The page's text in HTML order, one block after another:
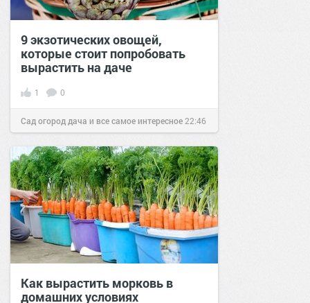
9 экзотических овощей,
которые стоит попробовать
вырастить на даче
1 0
Сад огород дача и все самое интересное 22:46
10 июн 2021
Как вырастить морковь в
домашних условиях